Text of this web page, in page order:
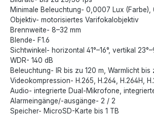
Minimale Beleuchtung- 0,0007 Lux (Farbe),
Objektiv- motorisiertes Varifokalobjektiv
Brennweite- 8–32 mm
Blende- F1.6
Sichtwinkel- horizontal 41°–16°, vertikal
WDR- 140 dB
Beleuchtung- IR bis zu 120 m, Warmlicht bis
Videokompression- H.265, H.264, H.264H,
Audio- integrierte Dual-Mikrofone,
Alarmeingänge/-ausgänge- 2 / 2
Speicher- MicroSD-Karte bis 1 TB